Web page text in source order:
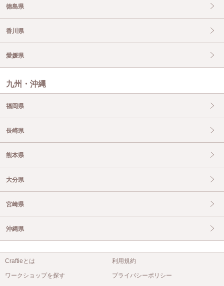
徳島県
香川県
愛媛県
九州・沖縄
福岡県
長崎県
熊本県
大分県
宮崎県
沖縄県
Craftieとは
ワークショップを探す
利用規約
プライバシーポリシー